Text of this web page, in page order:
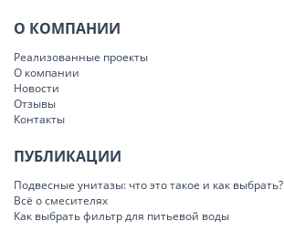
О КОМПАНИИ
Реализованные проекты
О компании
Новости
Отзывы
Контакты
ПУБЛИКАЦИИ
Подвесные унитазы: что это такое и как выбрать?
Всё о смесителях
Как выбрать фильтр для питьевой воды